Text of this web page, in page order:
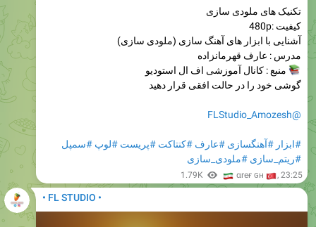
تکنیک های ملودی سازی
کیفیت :480p
آشنایی با ابزار های آهنگ سازی (ملودی سازی)
مدرس : عارف قهرمانزاده
منبع : کانال آموزشی اف ال استودیو
گوشی خود را در حالت افقی قرار دهید
@FLStudio_Amozesh
#ابزار #آهنگسازی #عارف #کنتاکت #پریست #لوپ #سمپل
#ریتم_سازی #ملودی_سازی
1.79K αreғ ɢн , 23:25
• FL STUDIO •